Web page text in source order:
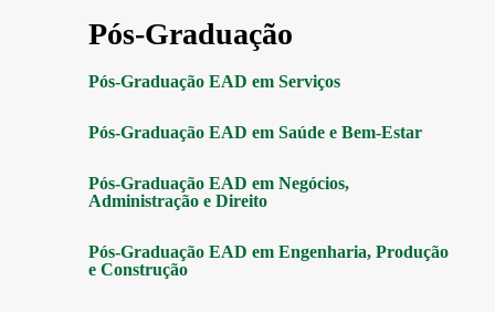
Pós-Graduação
Pós-Graduação EAD em Serviços
Pós-Graduação EAD em Saúde e Bem-Estar
Pós-Graduação EAD em Negócios,
Administração e Direito
Pós-Graduação EAD em Engenharia, Produção
e Construção